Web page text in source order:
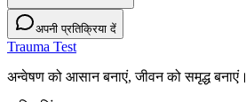
अपनी प्रतिक्रिया दें
Trauma Test
अन्वेषण को आसान बनाएं, जीवन को समृद्ध बनाएं।